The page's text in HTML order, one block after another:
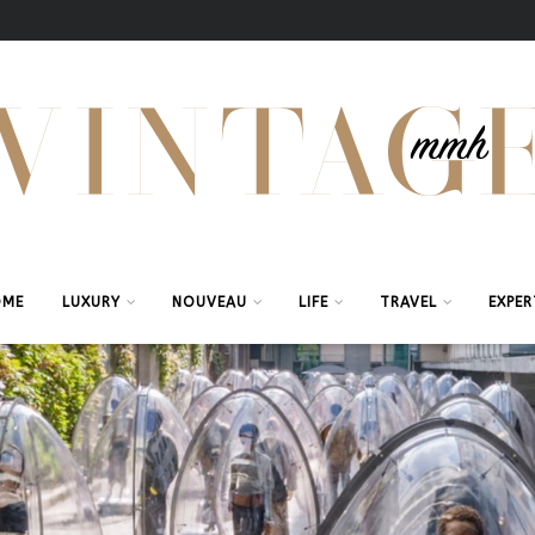
LUXURY NOUVEAU LIFE TRAVEL